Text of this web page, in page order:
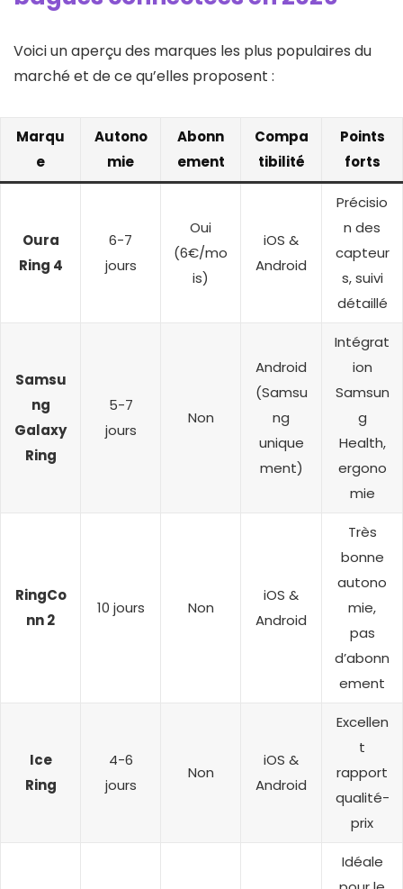
Voici un aperçu des marques les plus populaires du
marché et de ce qu’elles proposent :
Marqu
e
Autono
mie
Abonn
ement
Compa
tibilité
Points
forts
Oura
Ring 4
6-7
jours
Oui
(6€/mo
is)
iOS &
Android
Précisio
n des
capteur
s, suivi
détaillé
Samsu
ng
Galaxy
Ring
5-7
jours
Non
Android
(Samsu
ng
unique
ment)
Intégrat
ion
Samsun
g
Health,
ergono
mie
RingCo
nn 2
10 jours Non
iOS &
Android
Très
bonne
autono
mie,
pas
d’abonn
ement
Ice
Ring
4-6
jours
Non
iOS &
Android
Excellen
t
rapport
qualité-
prix
Idéale